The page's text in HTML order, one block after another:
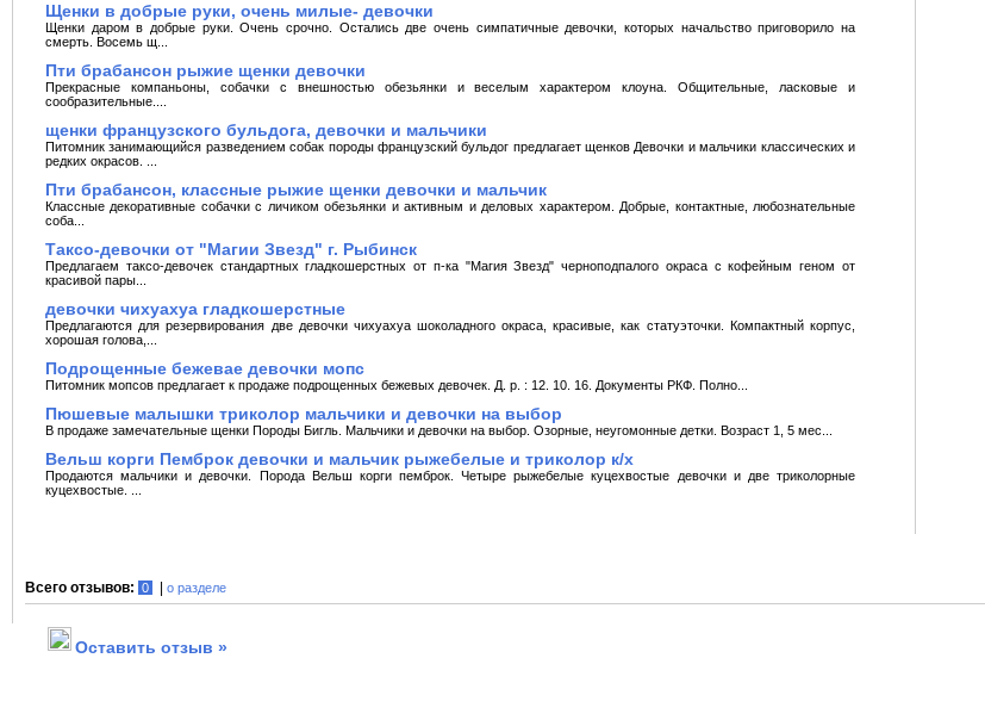
Щенки в добрые руки, очень милые- девочки
Щенки даром в добрые руки. Очень срочно. Остались две очень симпатичные девочки, которых начальство приговорило на
смерть. Восемь щ...
Пти брабансон рыжие щенки девочки
Прекрасные компаньоны, собачки с внешностью обезьянки и веселым характером клоуна. Общительные, ласковые и
сообразительные....
щенки французского бульдога, девочки и мальчики
Питомник занимающийся разведением собак породы французский бульдог предлагает щенков Девочки и мальчики классических и
редких окрасов. ...
Пти брабансон, классные рыжие щенки девочки и мальчик
Классные декоративные собачки с личиком обезьянки и активным и деловых характером. Добрые, контактные, любознательные
соба...
Таксо-девочки от "Магии Звезд" г. Рыбинск
Предлагаем таксо-девочек стандартных гладкошерстных от п-ка "Магия Звезд" черноподпалого окраса с кофейным геном от
красивой пары...
девочки чихуахуа гладкошерстные
Предлагаются для резервирования две девочки чихуахуа шоколадного окраса, красивые, как статуэточки. Компактный корпус,
хорошая голова,...
Подрощенные бежевае девочки мопс
Питомник мопсов предлагает к продаже подрощенных бежевых девочек. Д. р. : 12. 10. 16. Документы РКФ. Полно...
Пюшевые малышки триколор мальчики и девочки на выбор
В продаже замечательные щенки Породы Бигль. Мальчики и девочки на выбор. Озорные, неугомонные детки. Возраст 1, 5 мес...
Вельш корги Пемброк девочки и мальчик рыжебелые и триколор к/х
Продаются мальчики и девочки. Порода Вельш корги пемброк. Четыре рыжебелые куцехвостые девочки и две триколорные
куцехвостые. ...
Всего отзывов: 0 | о разделе
Оставить отзыв »